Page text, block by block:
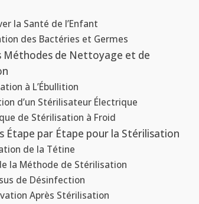
la Santé de l’Enfant
des Bactéries et Germes
Méthodes de Nettoyage et de
à L’Ébullition
d’un Stérilisateur Électrique
de Stérilisation à Froid
Étape par Étape pour la Stérilisation
de la Tétine
la Méthode de Stérilisation
de Désinfection
Après Stérilisation